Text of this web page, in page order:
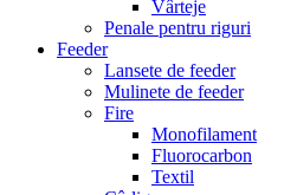
Vârteje
Penale pentru riguri
Feeder
Lansete de feeder
Mulinete de feeder
Fire
Monofilament
Fluorocarbon
Textil